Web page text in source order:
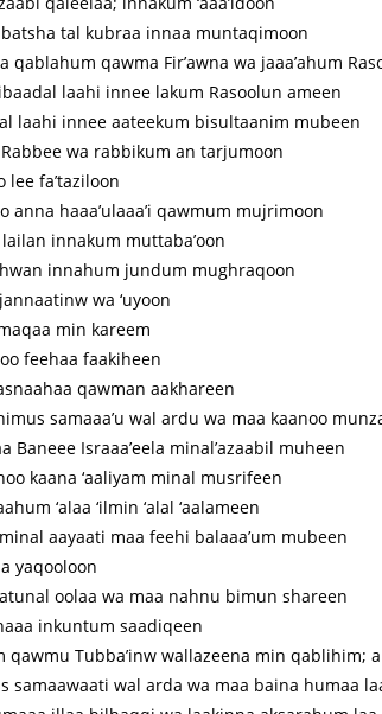
tal kubraa innaa muntaqimoon
qablahum qawma Fir’awna wa jaaa’ahum
laahi innee lakum Rasoolun ameen
laahi innee aateekum bisultaanim mubeen
wa rabbikum an tarjumoon
lee fa’taziloon
anna haaa’ulaaa’i qawmum mujrimoon
lailan innakum muttaba’oon
innahum jundum mughraqoon
wa ‘uyoon
min kareem
feehaa faakiheen
qawman aakhareen
samaaa’u wal ardu wa maa kaanoo
Baneee Israaa’eela minal’azaabil muheen
kaana ‘aaliyam minal musrifeen
‘alaa ‘ilmin ‘alal ‘aalameen
aayaati maa feehi balaaa’um mubeen
yaqooloon
oolaa wa maa nahnu bimun shareen
inkuntum saadiqeen
qawmu Tubba’inw wallazeena min qablihim;
samaawaati wal arda wa maa baina humaa